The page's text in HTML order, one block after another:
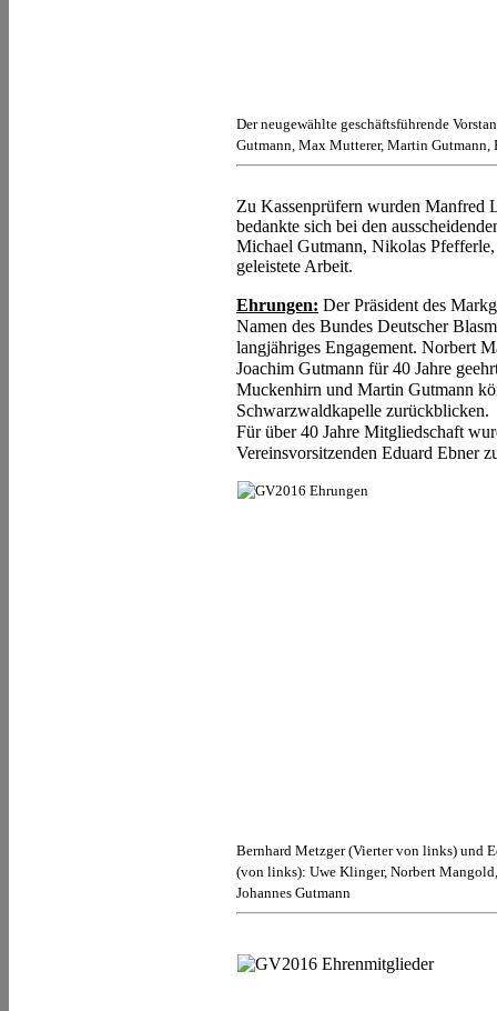
Der neugewählte geschäftsführende
Gutmann, Max Mutterer, Martin Gutmann,
Zu Kassenprüfern wurden Manfred
bedankte sich bei den
Michael Gutmann, Nikolas
geleistete Arbeit.
Ehrungen: Der Präsident des
Namen des Bundes Deutscher
langjähriges Engagement. Norbert
Joachim Gutmann für 40 Jahre
Muckenhirn und Martin Gutmann
Schwarzwaldkapelle zurückblicken.
Für über 40 Jahre Mitgliedschaft
Vereinsvorsitzenden Eduard Ebner
Bernhard Metzger (Vierter von links) und
(von links): Uwe Klinger, Norbert
Johannes Gutmann